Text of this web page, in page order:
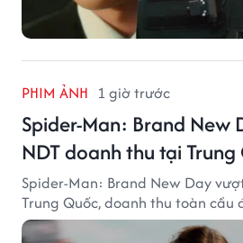
PHIM ẢNH 1 giờ trước
Spider-Man: Brand
NDT doanh thu tại Trung
Spider-Man: Brand New Day
Trung Quốc, doanh thu toàn cầu